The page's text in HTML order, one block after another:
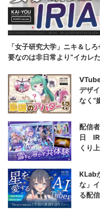
「女子研究大学」ニキ＆し
要なのは非日常より“イカレ
デザ
なく“
配信
日
くり
KLab
な」
る配